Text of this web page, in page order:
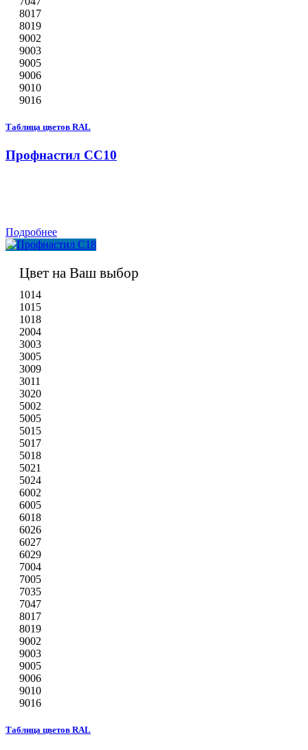
8017
8019
9002
9003
9005
9006
9010
9016
Таблица цветов RAL
Профнастил СС10
Подробнее
Цвет на Ваш выбор
1014
1015
1018
2004
3003
3005
3009
3011
3020
5002
5005
5015
5017
5018
5021
5024
6002
6005
6018
6026
6027
6029
7004
7005
7035
7047
8017
8019
9002
9003
9005
9006
9010
9016
Таблица цветов RAL